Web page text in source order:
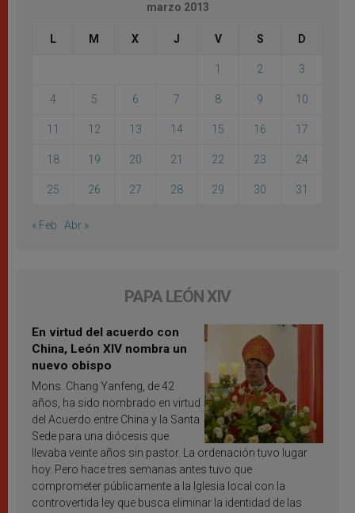
marzo 2013
L M X J V S D
1 2 3
4 5 6 7 8 9 10
11 12 13 14 15 16 17
18 19 20 21 22 23 24
25 26 27 28 29 30 31
« Feb Abr »
PAPA LEÓN XIV
En virtud del acuerdo con
China, León XIV nombra un
nuevo obispo
Mons. Chang Yanfeng, de 42
años, ha sido nombrado en virtud
del Acuerdo entre China y la Santa
Sede para una diócesis que
llevaba veinte años sin pastor. La ordenación tuvo lugar
hoy. Pero hace tres semanas antes tuvo que
comprometer públicamente a la Iglesia local con la
controvertida ley que busca eliminar la identidad de las